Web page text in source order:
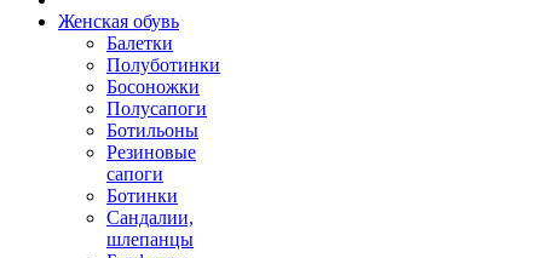
Женская обувь
Балетки
Полуботинки
Босоножки
Полусапоги
Ботильоны
Резиновые
сапоги
Ботинки
Сандалии,
шлепанцы